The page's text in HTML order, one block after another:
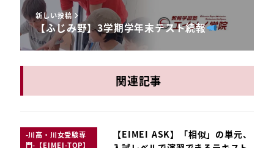
新しい投稿
【ふじみ野】3学期学年末テスト続報
関連記事
-川高・川女受験専
門-【EIMEI-TOP】
【EIMEI ASK】「相似」の単元、